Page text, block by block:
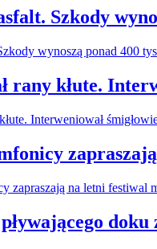
Szkody
rany kłute.